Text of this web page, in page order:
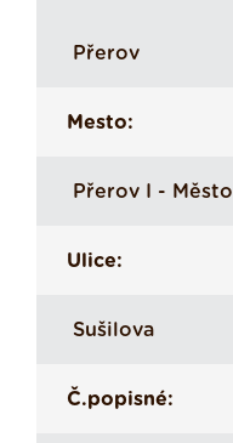
Přerov
Mesto:
Přerov I - Město
Ulice:
Sušilova
Č.popisné: